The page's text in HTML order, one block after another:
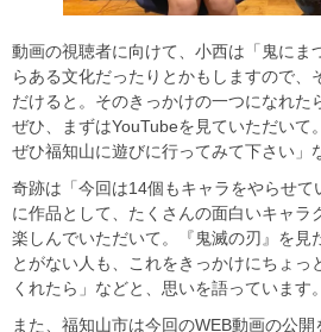
動画の視聴者に向けて、小西は「鬼にま
らある文化だったりとかもしますので、
だけると。そのきっかけの一つになれた
ぜひ、まずはYouTubeを見ていただいて
ぜひ福知山に遊びに行ってみて下さい」
奇跡は「今回は14個もキャラをやらせて
に作品として、たくさんの面白いキャラ
楽しんでいただいて。『鬼滅の刃』を見
とがない人も、これをきっかけにちょっ
くれたら」などと、思いを語っています。
また、福知山市は今回のWEB動画の公